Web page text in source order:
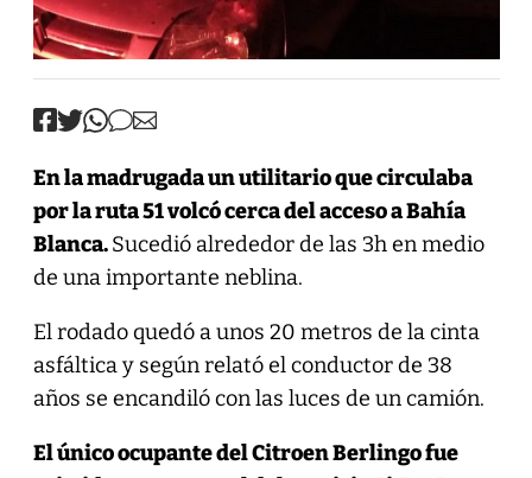
En la madrugada un utilitario que circulaba
por la ruta 51 volcó cerca del acceso a Bahía
Blanca.Sucedió alrededor de las 3h en medio
de una importante neblina.
El rodado quedó a unos 20 metros de la cinta
asfáltica y según relató el conductor de 38
años se encandiló con las luces de un camión.
El único ocupante del Citroen Berlingo fue